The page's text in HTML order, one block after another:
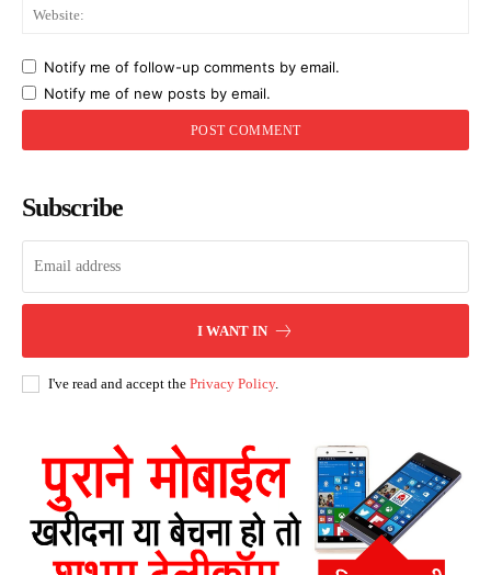
Notify me of follow-up comments by email.
Notify me of new posts by email.
Subscribe
I WANT IN
I've read and accept the Privacy Policy.